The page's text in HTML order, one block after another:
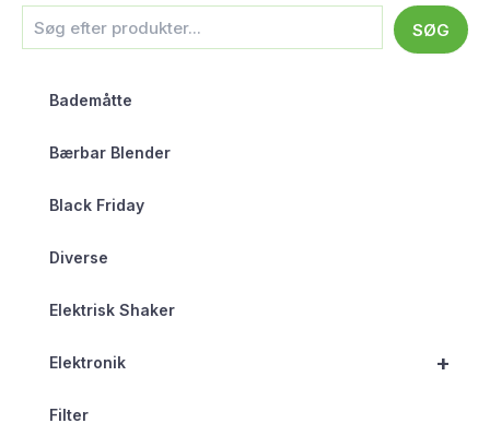
SØG
Bademåtte
Bærbar Blender
Black Friday
Diverse
Elektrisk Shaker
+
Elektronik
Filter